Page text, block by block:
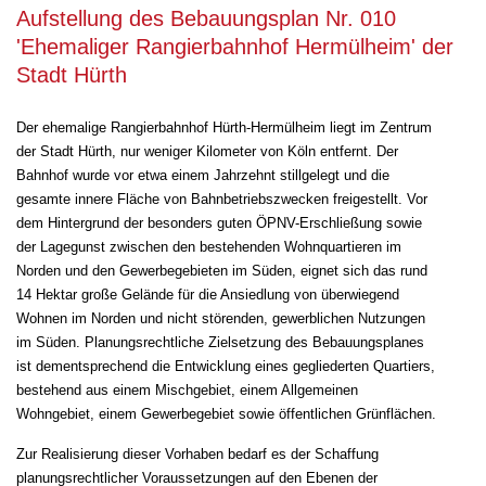
Aufstellung des Bebauungsplan Nr. 010
'Ehemaliger Rangierbahnhof Hermülheim' der
Stadt Hürth
Der ehemalige Rangierbahnhof Hürth-Hermülheim liegt im Zentrum
der Stadt Hürth, nur weniger Kilometer von Köln entfernt. Der
Bahnhof wurde vor etwa einem Jahrzehnt stillgelegt und die
gesamte innere Fläche von Bahnbetriebszwecken freigestellt. Vor
dem Hintergrund der besonders guten ÖPNV-Erschließung sowie
der Lagegunst zwischen den bestehenden Wohnquartieren im
Norden und den Gewerbegebieten im Süden, eignet sich das rund
14 Hektar große Gelände für die Ansiedlung von überwiegend
Wohnen im Norden und nicht störenden, gewerblichen Nutzungen
im Süden. Planungsrechtliche Zielsetzung des Bebauungsplanes
ist dementsprechend die Entwicklung eines gegliederten Quartiers,
bestehend aus einem Mischgebiet, einem Allgemeinen
Wohngebiet, einem Gewerbegebiet sowie öffentlichen Grünflächen.
Zur Realisierung dieser Vorhaben bedarf es der Schaffung
planungsrechtlicher Voraussetzungen auf den Ebenen der